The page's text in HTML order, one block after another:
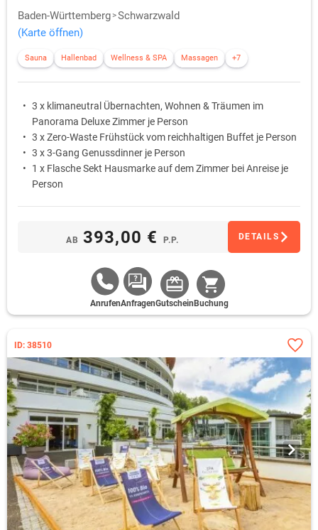
Baden-Württemberg Schwarzwald
(Karte öffnen)
Sauna Hallenbad Wellness & SPA Massagen +7
3 x klimaneutral Übernachten, Wohnen & Träumen im
Panorama Deluxe Zimmer je Person
3 x Zero-Waste Frühstück vom reichhaltigen Buffet je Person
3 x 3-Gang Genussdinner je Person
1 x Flasche Sekt Hausmarke auf dem Zimmer bei Anreise je
Person
AB 393,00 € P.P. DETAILS
AnrufenAnfragenGutschein Buchung
ID: 38510